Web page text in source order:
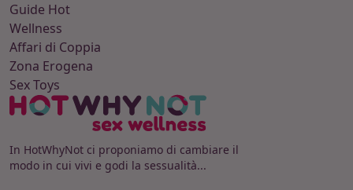
In HotWhyNot ci proponiamo di cambiare il
modo in cui vivi e godi la sessualità...
Guide Hot
Wellness
Affari di Coppia
Zona Erogena
Sex Toys